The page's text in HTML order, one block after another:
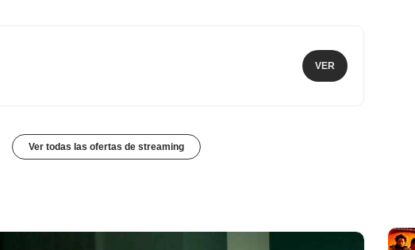
VER
Ver todas las ofertas de streaming